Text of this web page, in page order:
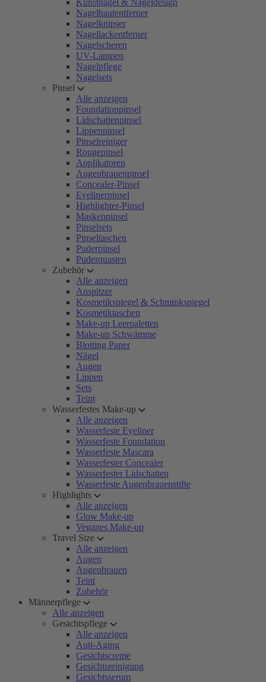
Kunstnägel & Nageldesign
Nagelhautentferner
Nagelknipser
Nagellackentferner
Nagelscheren
UV-Lampen
Nagelpflege
Nagelsets
Pinsel
Alle anzeigen
Foundationpinsel
Lidschattenpinsel
Lippenpinsel
Pinselreiniger
Rougepinsel
Applikatoren
Augenbrauenpinsel
Concealer-Pinsel
Eyelinerpinsel
Highlighter-Pinsel
Maskenpinsel
Pinselsets
Pinseltaschen
Puderpinsel
Puderquasten
Zubehör
Alle anzeigen
Anspitzer
Kosmetikspiegel & Schminkspiegel
Kosmetiktaschen
Make-up Leerpaletten
Make-up Schwämme
Blotting Paper
Nägel
Augen
Lippen
Sets
Teint
Wasserfestes Make-up
Alle anzeigen
Wasserfeste Eyeliner
Wasserfeste Foundation
Wasserfeste Mascara
Wasserfester Concealer
Wasserfester Lidschatten
Wasserfeste Augenbrauenstifte
Highlights
Alle anzeigen
Glow Make-up
Veganes Make-up
Travel Size
Alle anzeigen
Augen
Augenbrauen
Teint
Zubehör
Männerpflege
Alle anzeigen
Gesichtspflege
Alle anzeigen
Anti-Aging
Gesichtscreme
Gesichtsreinigung
Gesichtsserum